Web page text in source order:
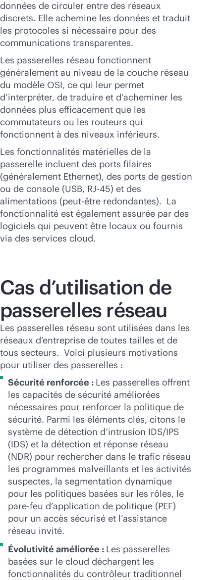
données de circuler entre des réseaux
discrets. Elle achemine les données et traduit
les protocoles si nécessaire pour des
communications transparentes.
Les passerelles réseau fonctionnent
généralement au niveau de la couche réseau
du modèle OSI, ce qui leur permet
d’interpréter, de traduire et d’acheminer les
données plus efficacement que les
commutateurs ou les routeurs qui
fonctionnent à des niveaux inférieurs.
Les fonctionnalités matérielles de la
passerelle incluent des ports filaires
(généralement Ethernet), des ports de gestion
ou de console (USB, RJ-45) et des
alimentations (peut-être redondantes). La
fonctionnalité est également assurée par des
logiciels qui peuvent être locaux ou fournis
via des services cloud.
Cas d’utilisation de
passerelles réseau
Les passerelles réseau sont utilisées dans les
réseaux d’entreprise de toutes tailles et de
tous secteurs. Voici plusieurs motivations
pour utiliser des passerelles :
Sécurité renforcée : Les passerelles offrent
les capacités de sécurité améliorées
nécessaires pour renforcer la politique de
sécurité. Parmi les éléments clés, citons le
système de détection d’intrusion IDS/IPS
(IDS) et la détection et réponse réseau
(NDR) pour rechercher dans le trafic réseau
les programmes malveillants et les activités
suspectes, la segmentation dynamique
pour les politiques basées sur les rôles, le
pare-feu d’application de politique (PEF)
pour un accès sécurisé et l’assistance
réseau invité.
Évolutivité améliorée : Les passerelles
basées sur le cloud déchargent les
fonctionnalités du contrôleur traditionnel